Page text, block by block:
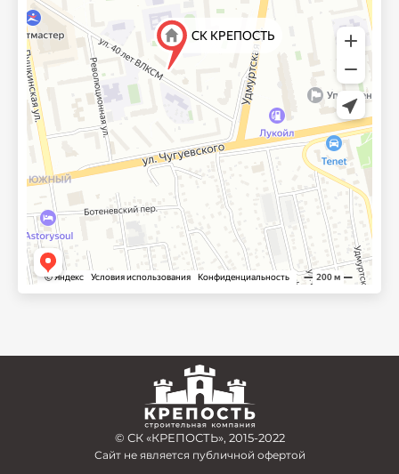
© СК «КРЕПОСТЬ», 2015-2022
Сайт не является публичной офертой